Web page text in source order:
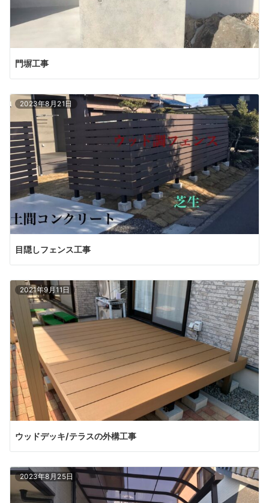
門塀工事
2023年8月21日
目隠しフェンス工事
2021年9月11日
ウッドデッキ/テラスの外構工事
2023年8月25日